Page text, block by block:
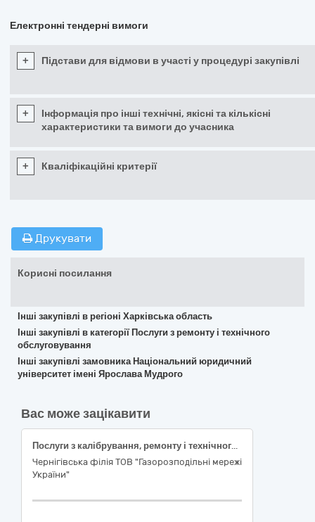
Електронні тендерні вимоги
+ Підстави для відмови в участі у процедурі закупівлі
+
Інформація про інші технічні, якісні та кількісні
характеристики та вимоги до учасника
+ Кваліфікаційні критерії
Друкувати
Корисні посилання
Інші закупівлі в регіоні Харківська область
Інші закупівлі в категорії Послуги з ремонту і технічного
обслуговування
Інші закупівлі замовника Національний юридичний
університет імені Ярослава Мудрого
Вас може зацікавити
Послуги з калібрування, ремонту і технічного обслуговування вимірювальних, випробувальних і контрольних приладів
Чернігівська філія ТОВ "Газорозподільні мережі
України"